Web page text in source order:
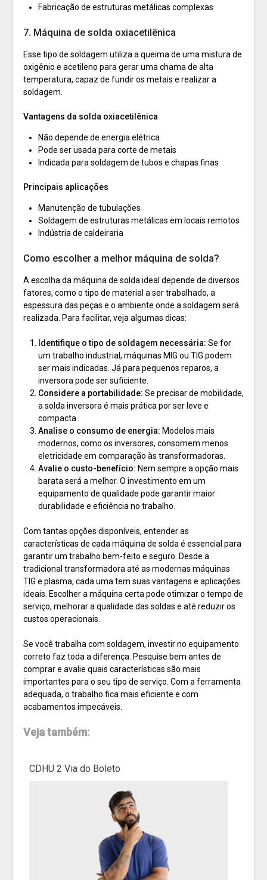
Fabricação de estruturas metálicas complexas
7. Máquina de solda oxiacetilênica
Esse tipo de soldagem utiliza a queima de uma mistura de
oxigênio e acetileno para gerar uma chama de alta
temperatura, capaz de fundir os metais e realizar a
soldagem.
Vantagens da solda oxiacetilênica
Não depende de energia elétrica
Pode ser usada para corte de metais
Indicada para soldagem de tubos e chapas finas
Principais aplicações
Manutenção de tubulações
Soldagem de estruturas metálicas em locais remotos
Indústria de caldeiraria
Como escolher a melhor máquina de solda?
A escolha da máquina de solda ideal depende de diversos
fatores, como o tipo de material a ser trabalhado, a
espessura das peças e o ambiente onde a soldagem será
realizada. Para facilitar, veja algumas dicas:
Identifique o tipo de soldagem necessária: Se for
um trabalho industrial, máquinas MIG ou TIG podem
ser mais indicadas. Já para pequenos reparos, a
inversora pode ser suficiente.
Considere a portabilidade: Se precisar de mobilidade,
a solda inversora é mais prática por ser leve e
compacta.
Analise o consumo de energia: Modelos mais
modernos, como os inversores, consomem menos
eletricidade em comparação às transformadoras.
Avalie o custo-benefício: Nem sempre a opção mais
barata será a melhor. O investimento em um
equipamento de qualidade pode garantir maior
durabilidade e eficiência no trabalho.
Com tantas opções disponíveis, entender as
características de cada máquina de solda é essencial para
garantir um trabalho bem-feito e seguro. Desde a
tradicional transformadora até as modernas máquinas
TIG e plasma, cada uma tem suas vantagens e aplicações
ideais. Escolher a máquina certa pode otimizar o tempo de
serviço, melhorar a qualidade das soldas e até reduzir os
custos operacionais.
Se você trabalha com soldagem, investir no equipamento
correto faz toda a diferença. Pesquise bem antes de
comprar e avalie quais características são mais
importantes para o seu tipo de serviço. Com a ferramenta
adequada, o trabalho fica mais eficiente e com
acabamentos impecáveis.
Veja também:
CDHU 2 Via do Boleto